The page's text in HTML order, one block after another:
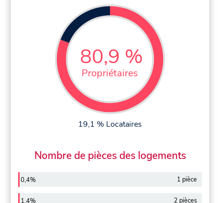
80,9 %
Propriétaires
19,1 % Locataires
Nombre de pièces des logements
0,4% 1 pièce
1,4% 2 pièces